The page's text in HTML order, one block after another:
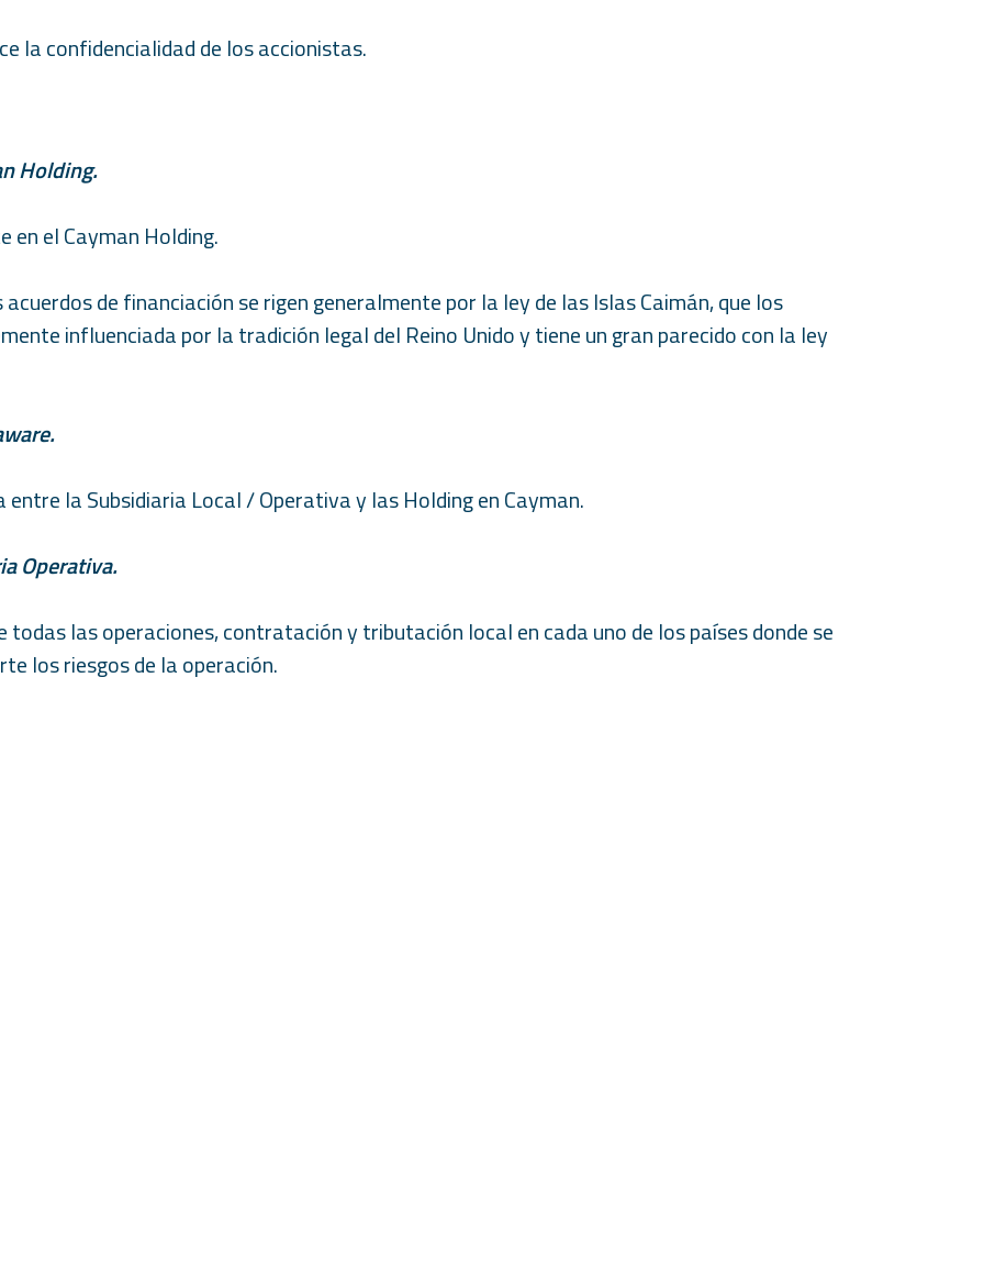
la confidencialidad de los accionistas.
Holding.
en el Cayman Holding.
de financiación se rigen generalmente por la ley de las Islas Caimán, que los
influenciada por la tradición legal del Reino Unido y tiene un gran parecido con la ley
la Subsidiaria Local / Operativa y las Holding en Cayman.
Operativa.
las operaciones, contratación y tributación local en cada uno de los países donde se
los riesgos de la operación.